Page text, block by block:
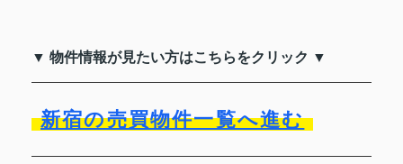
▼ 物件情報が見たい方はこちらをクリック ▼
新宿の売買物件一覧へ進む